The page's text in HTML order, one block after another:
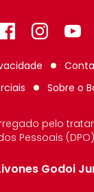
FacebookInstagram
GitHub
Sobre o
pelo
Pessoais
Godoi